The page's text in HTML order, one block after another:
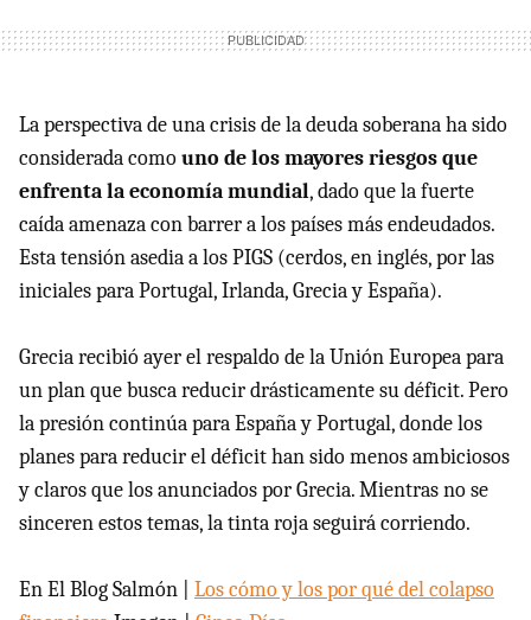
La perspectiva de una crisis de la deuda soberana ha sido
considerada comouno de los mayores riesgos que
enfrenta la economía mundial, dado que la fuerte
caída amenaza con barrer a los países más endeudados.
Esta tensión asedia a los PIGS (cerdos, en inglés, por las
iniciales para Portugal, Irlanda, Grecia y España).
Grecia recibió ayer el respaldo de la Unión Europea para
un plan que busca reducir drásticamente su déficit. Pero
la presión continúa para España y Portugal, donde los
planes para reducir el déficit han sido menos ambiciosos
y claros que los anunciados por Grecia. Mientras no se
sinceren estos temas, la tinta roja seguirá corriendo.
En El Blog Salmón | Los cómo y los por qué del colapso